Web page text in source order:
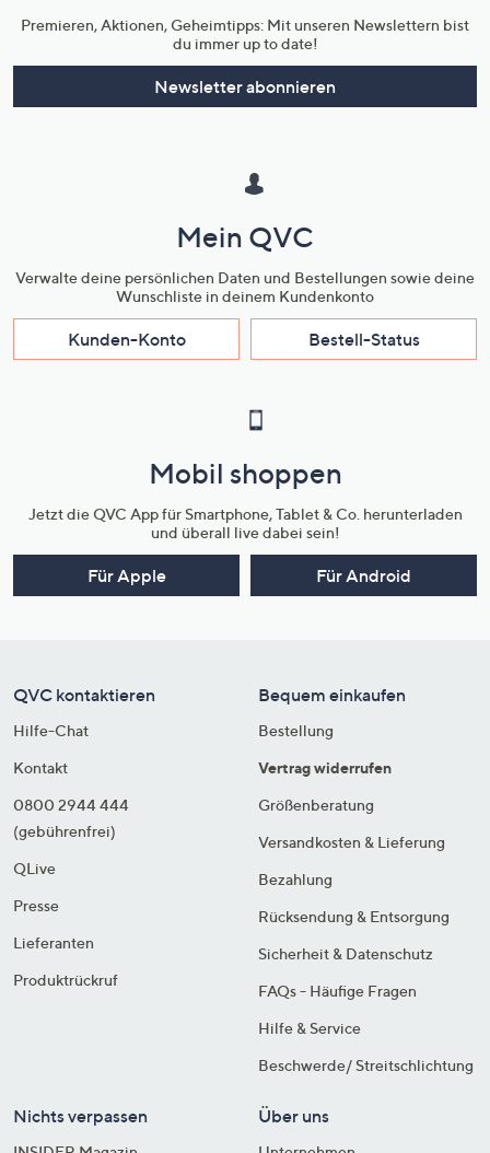
Premieren, Aktionen, Geheimtipps: Mit unseren Newslettern bist
du immer up to date!
Newsletter abonnieren
Mein QVC
Verwalte deine persönlichen Daten und Bestellungen sowie deine
Wunschliste in deinem Kundenkonto
Kunden-Konto Bestell-Status
Mobil shoppen
Jetzt die QVC App für Smartphone, Tablet & Co. herunterladen
und überall live dabei sein!
Für Apple Für Android
QVC kontaktieren
Hilfe-Chat
Kontakt
0800 2944 444
(gebührenfrei)
QLive
Presse
Lieferanten
Produktrückruf
Bequem einkaufen
Bestellung
Vertrag widerrufen
Größenberatung
Versandkosten & Lieferung
Bezahlung
Rücksendung & Entsorgung
Sicherheit & Datenschutz
FAQs - Häufige Fragen
Hilfe & Service
Beschwerde/ Streitschlichtung
Nichts verpassen Über uns